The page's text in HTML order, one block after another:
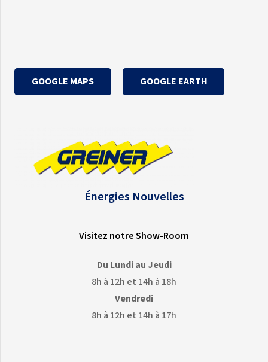
GOOGLE MAPS GOOGLE EARTH
Énergies Nouvelles
Visitez notre Show-Room
Du Lundi au Jeudi
8h à 12h et 14h à 18h
Vendredi
8h à 12h et 14h à 17h